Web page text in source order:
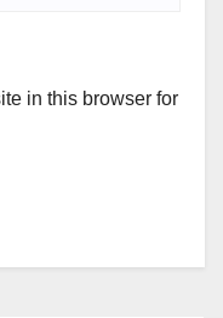
in this browser for